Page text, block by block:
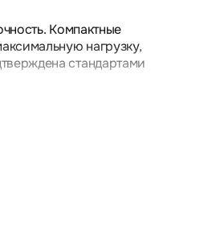
Компактные
нагрузку,
стандартами